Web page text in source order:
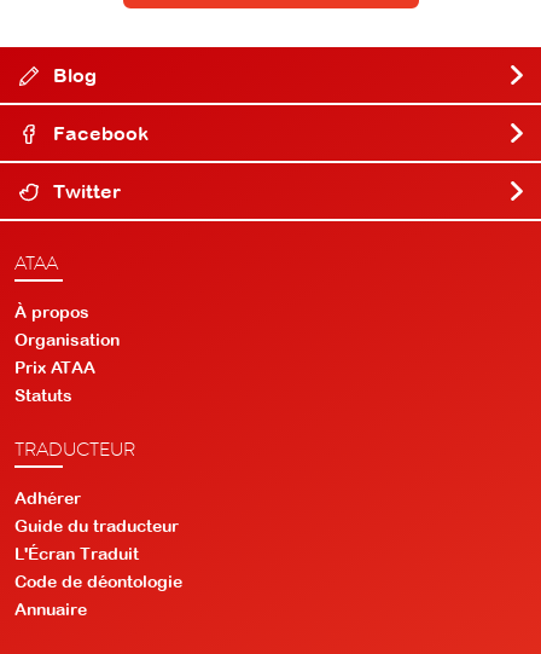
Blog
Facebook
Twitter
ATAA
À propos
Organisation
Prix ATAA
Statuts
TRADUCTEUR
Adhérer
Guide du traducteur
L'Écran Traduit
Code de déontologie
Annuaire